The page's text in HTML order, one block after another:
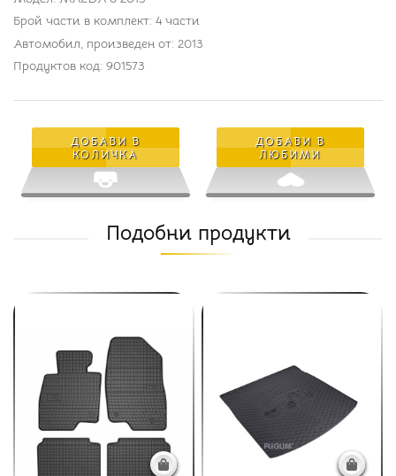
Брой части в комплект: 4 части
Автомобил, произведен от: 2013
Продуктов код: 901573
ДОБАВИ В
КОЛИЧКА
ДОБАВИ В
ЛЮБИМИ
Подобни продукти